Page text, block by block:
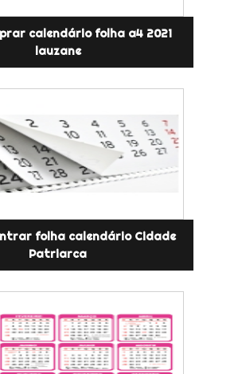
calendário folha a4 2021
lauzane
folha calendário Cidade
Patriarca